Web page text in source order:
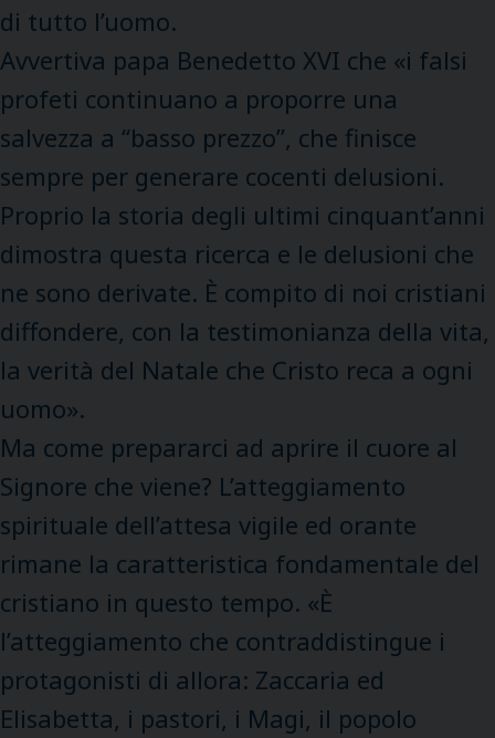
di tutto l’uomo.
Avvertiva papa Benedetto XVI che «i falsi
profeti continuano a proporre una
salvezza a “basso prezzo”, che finisce
sempre per generare cocenti delusioni.
Proprio la storia degli ultimi cinquant’anni
dimostra questa ricerca e le delusioni che
ne sono derivate. È compito di noi cristiani
diffondere, con la testimonianza della vita,
la verità del Natale che Cristo reca a ogni
uomo».
Ma come prepararci ad aprire il cuore al
Signore che viene? L’atteggiamento
spirituale dell’attesa vigile ed orante
rimane la caratteristica fondamentale del
cristiano in questo tempo. «È
l’atteggiamento che contraddistingue i
protagonisti di allora: Zaccaria ed
Elisabetta, i pastori, i Magi, il popolo